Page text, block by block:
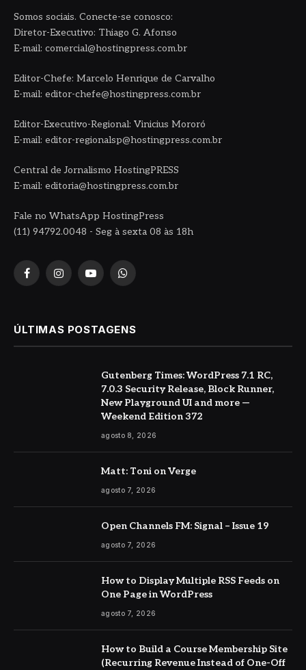
Somos sociais. Conecte-se conosco:
Diretor-Executivo: Thiago G. Afonso
E-mail: comercial@hostingpress.com.br
Editor-Chefe: Marcelo Henrique de Carvalho
E-mail: editor-chefe@hostingpress.com.br
Editor-Executivo-Regional: Vinicius Mororó
E-mail: editor-regionalsp@hostingpress.com.br
Central de Jornalismo HostingPRESS
E-mail: editoria@hostingpress.com.br
Fale no WhatsApp HostingPress
(11) 94792.0048 - Seg à sexta 08 às 18h
FacebookInstagramYouTubeWhatsApp
ÚLTIMAS POSTAGENS
Gutenberg Times: WordPress 7.1 RC,
7.0.3 Security Release, Block Runner,
New Playground UI and more —
Weekend Edition 372
agosto 8, 2026
Matt: Toni on Verge
agosto 7, 2026
Open Channels FM: Signal – Issue 19
agosto 7, 2026
How to Display Multiple RSS Feeds on
One Page in WordPress
agosto 7, 2026
How to Build a Course Membership Site
(Recurring Revenue Instead of One-Off